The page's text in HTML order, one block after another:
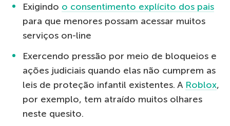
Exigindo o consentimento explícito dos pais
para que menores possam acessar muitos
serviços on-line
Exercendo pressão por meio de bloqueios e
ações judiciais quando elas não cumprem as
leis de proteção infantil existentes. A Roblox,
por exemplo, tem atraído muitos olhares
neste quesito.